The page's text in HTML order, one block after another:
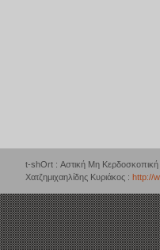
t-shOrt : Αστική Μη Κερδοσκοπική
Χατζημιχαηλίδης Κυριάκος : http://